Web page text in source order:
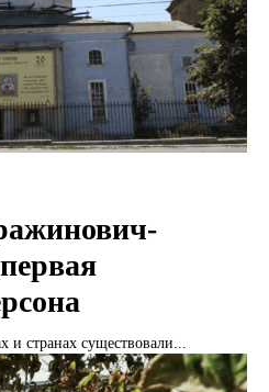
и странах существовали...